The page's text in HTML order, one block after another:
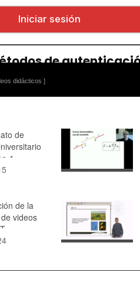
didácticos ]
de
1
de la
videos